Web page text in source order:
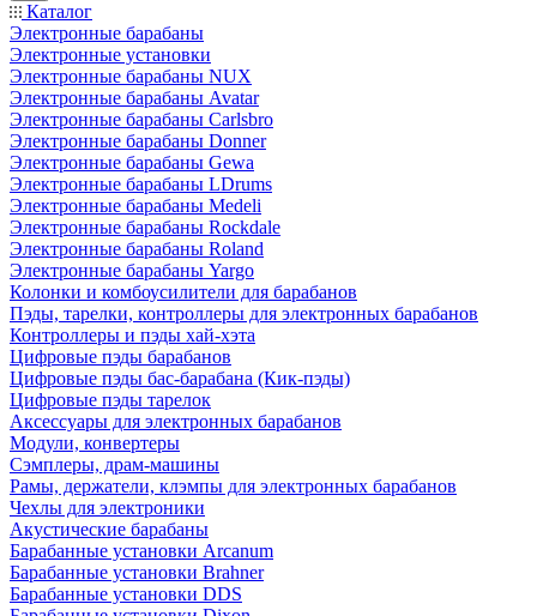
Каталог
Электронные барабаны
Электронные установки
Электронные барабаны NUX
Электронные барабаны Avatar
Электронные барабаны Carlsbro
Электронные барабаны Donner
Электронные барабаны Gewa
Электронные барабаны LDrums
Электронные барабаны Medeli
Электронные барабаны Rockdale
Электронные барабаны Roland
Электронные барабаны Yargo
Колонки и комбоусилители для барабанов
Пэды, тарелки, контроллеры для электронных барабанов
Контроллеры и пэды хай-хэта
Цифровые пэды барабанов
Цифровые пэды бас-барабана (Кик-пэды)
Цифровые пэды тарелок
Аксессуары для электронных барабанов
Модули, конвертеры
Сэмплеры, драм-машины
Рамы, держатели, клэмпы для электронных барабанов
Чехлы для электроники
Акустические барабаны
Барабанные установки Arcanum
Барабанные установки Brahner
Барабанные установки DDS